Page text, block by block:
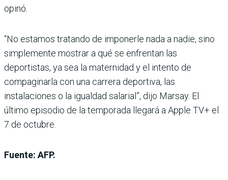
opinó.
“No estamos tratando de imponerle nada a nadie, sino
simplemente mostrar a qué se enfrentan las
deportistas, ya sea la maternidad y el intento de
compaginarla con una carrera deportiva, las
instalaciones o la igualdad salarial”, dijo Marsay. El
último episodio de la temporada llegará a Apple TV+ el
7 de octubre.
Fuente: AFP.